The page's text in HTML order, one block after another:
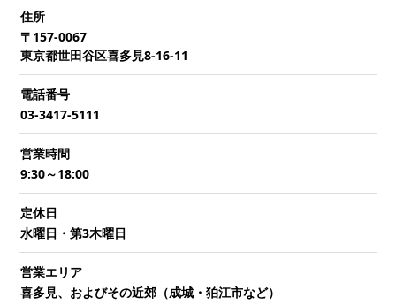
住所
〒157-0067
東京都世田谷区喜多見8-16-11
電話番号
03-3417-5111
営業時間
9:30～18:00
定休日
水曜日・第3木曜日
営業エリア
喜多見、およびその近郊（成城・狛江市など）